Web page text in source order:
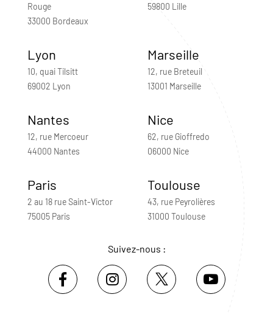
Rouge
33000 Bordeaux
59800 Lille
Lyon
10, quai Tilsitt
69002 Lyon
Marseille
12, rue Breteuil
13001 Marseille
Nantes
12, rue Mercoeur
44000 Nantes
Nice
62, rue Gioffredo
06000 Nice
Paris
2 au 18 rue Saint-Victor
75005 Paris
Toulouse
43, rue Peyrolières
31000 Toulouse
Suivez-nous :